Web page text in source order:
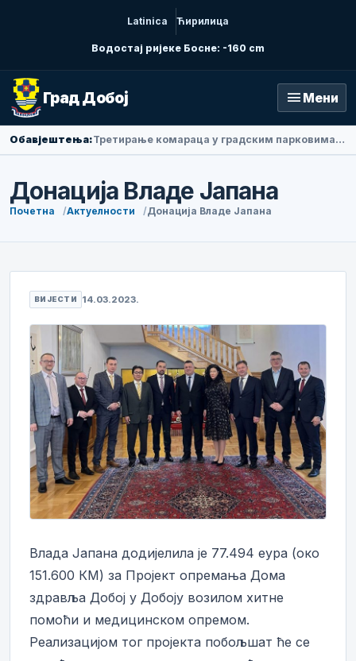
Latinica Ћирилица
Водостај ријеке Босне: -160 cm
Град Добој menu Мени
Обавјештења: Амбасадорка Народне Републике Кине у БиХ Ли Фан посјетила Добој
Донација Владе Јапана
Почетна Актуелности Донација Владе Јапана
ВИЈЕСТИ 14.03.2023.
Влада Јапана додијелила је 77.494 еура (око
151.600 КМ) за Пројект опремања Дома
здравља Добој у Добоју возилом хитне
помоћи и медицинском опремом.
Реализацијом тог пројекта побољшат ће се